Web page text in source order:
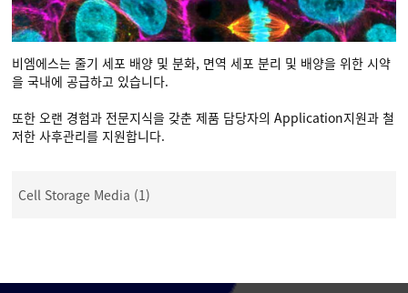
비엠에스는 줄기 세포 배양 및 분화, 면역 세포 분리 및 배양을 위한 시약
을 국내에 공급하고 있습니다.
또한 오랜 경험과 전문지식을 갖춘 제품 담당자의 Application지원과 철
저한 사후관리를 지원합니다.
Cell Storage Media (1)